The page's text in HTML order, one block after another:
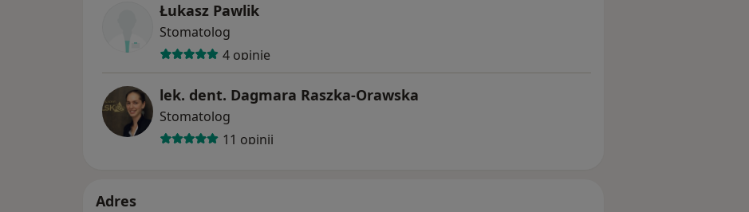
Łukasz Pawlik
Stomatolog
4 opinie
lek. dent. Dagmara Raszka-Orawska
Stomatolog
11 opinii
Adres